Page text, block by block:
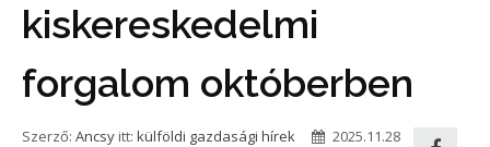
kiskereskedelmi
forgalom októberben
Szerző: Ancsy itt: külföldi gazdasági hírek
2025.11.28